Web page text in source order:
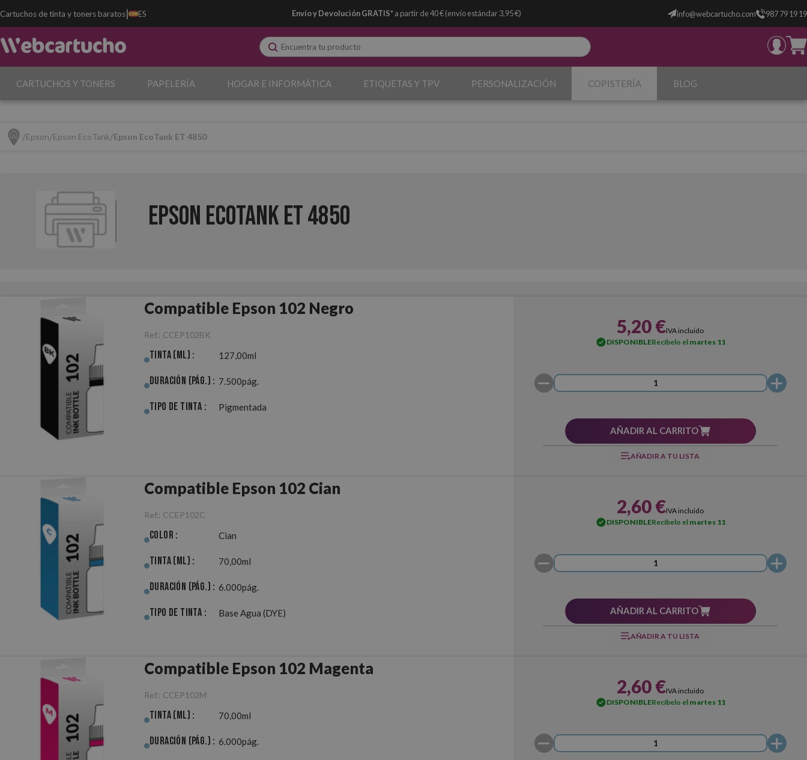
Cartuchos de tinta y toners baratos| ES Envío y Devolución GRATIS*a partir de 40 € (envío estándar 3,95 €) info@webcartucho.com 987 79 19 19
CARTUCHOS Y TONERS PAPELERÍA HOGAR E INFORMÁTICA ETIQUETAS Y TPV PERSONALIZACIÓN COPISTERÍA BLOG
Epson Epson EcoTank Epson EcoTank ET 4850
Epson EcoTank ET 4850
Compatible Epson 102 Negro
Ref.: CCEP102BK
Tinta (ml) : 127,00ml
Duración (pág.) : 7.500pág.
Tipo de Tinta : Pigmentada
5,20 €IVA incluido
DISPONIBLERecíbelo el martes 11
AÑADIR AL CARRITO
AÑADIR A TU LISTA
Compatible Epson 102 Cian
Ref.: CCEP102C
Color : Cian
Tinta (ml) : 70,00ml
Duración (pág.) : 6.000pág.
Tipo de Tinta : Base Agua (DYE)
2,60 €IVA incluido
DISPONIBLERecíbelo el martes 11
AÑADIR AL CARRITO
AÑADIR A TU LISTA
Compatible Epson 102 Magenta
Ref.: CCEP102M
Tinta (ml) : 70,00ml
Duración (pág.) : 6.000pág.
2,60 €IVA incluido
DISPONIBLERecíbelo el martes 11